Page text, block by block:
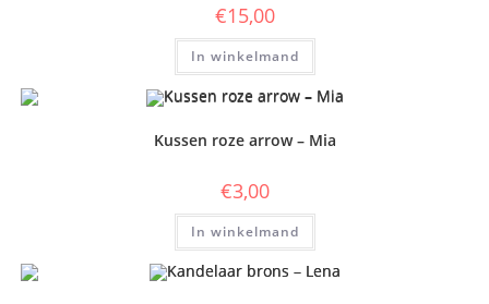
€15,00
In winkelmand
Kussen roze arrow – Mia
€3,00
In winkelmand